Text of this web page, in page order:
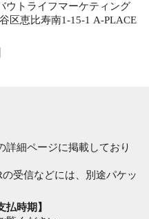
ウトライフマーケティング
区恵比寿南1-15-1 A-PLACE
詳細ページに掲載しており
受信などには、別途パケッ
払時期】